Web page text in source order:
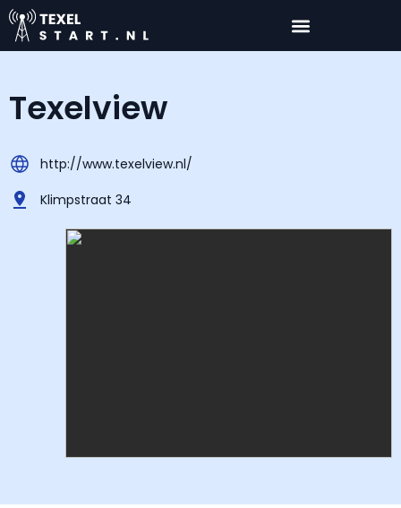
Texelview
http://www.texelview.nl/
Klimpstraat 34